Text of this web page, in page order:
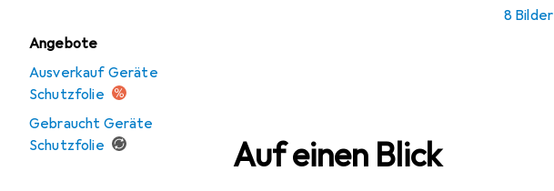
Angebote
Ausverkauf Geräte
Schutzfolie
Gebraucht Geräte
Schutzfolie
8 Bilder
Auf einen Blick